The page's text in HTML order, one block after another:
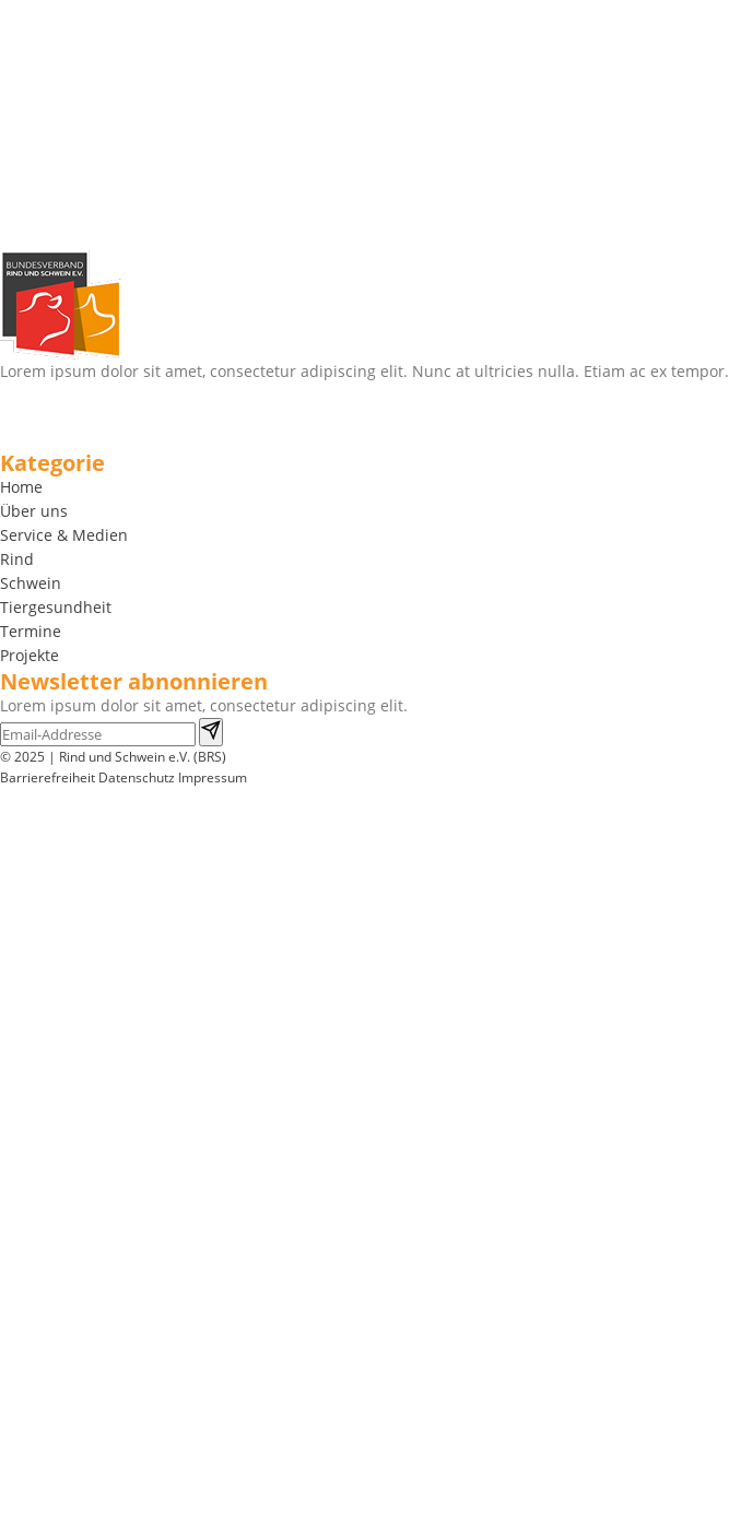
Lorem ipsum dolor sit amet, consectetur adipiscing elit. Nunc at ultricies nulla. Etiam ac ex tempor.
Kategorie
Home
Über uns
Service & Medien
Rind
Schwein
Tiergesundheit
Termine
Projekte
Newsletter abnonnieren
Lorem ipsum dolor sit amet, consectetur adipiscing elit.
© 2025 | Rind und Schwein e.V. (BRS)
Barrierefreiheit Datenschutz Impressum